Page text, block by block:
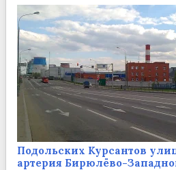
Подольских Курсантов
артерия Бирюлёво-